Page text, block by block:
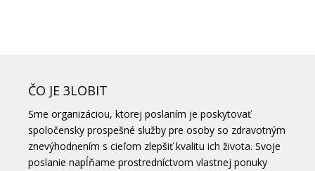
ČO JE 3LOBIT
Sme organizáciou, ktorej poslaním je poskytovať
spoločensky prospešné služby pre osoby so zdravotným
znevýhodnením s cieľom zlepšiť kvalitu ich života. Svoje
poslanie napĺňame prostredníctvom vlastnej ponuky